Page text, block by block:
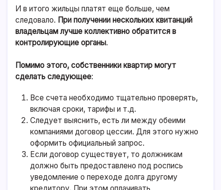
И в итого жильцы платят еще больше, чем
следовало. При получении нескольких квитанций
владельцам лучше коллективно обратится в
контролирующие органы.
Помимо этого, собственники квартир могут
сделать следующее:
Все счета необходимо тщательно проверять,
включая сроки, тарифы и т.д.
Следует выяснить, есть ли между обеими
компаниями договор цессии. Для этого нужно
оформить официальный запрос.
Если договор существует, то должникам
должно быть предоставлено под роспись
уведомление о переходе долга другому
кредитору. При этом оплачивать